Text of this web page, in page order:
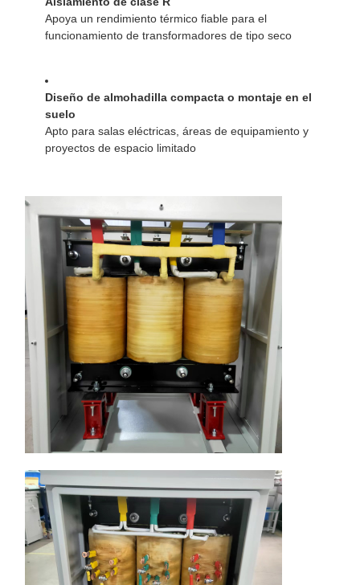
Apoya un rendimiento térmico fiable para el
funcionamiento de transformadores de tipo seco
Diseño de almohadilla compacta o montaje en el
suelo
Apto para salas eléctricas, áreas de equipamiento y
proyectos de espacio limitado